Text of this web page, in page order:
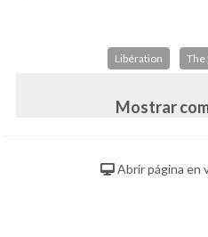
Libération The
Mostrar
Abrir página en